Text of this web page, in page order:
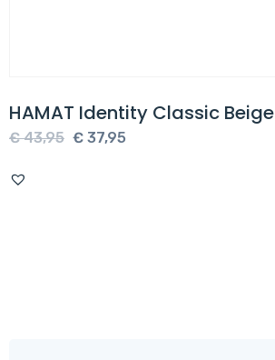
HAMAT Identity Classic Beige
€43,95 Oorspronkelijke
€ 37,95